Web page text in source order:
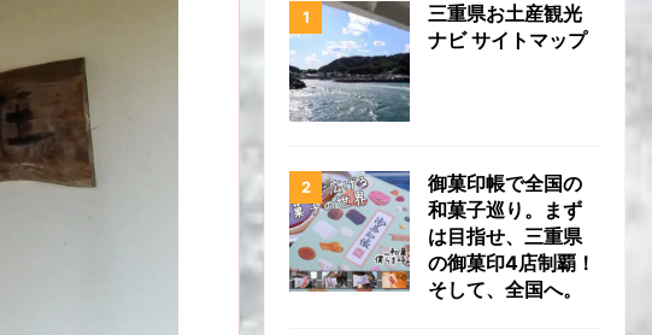
三重県お土産観光
ナビ サイトマップ
御菓印帳で全国の
和菓子巡り。まず
は目指せ、三重県
の御菓印4店制覇！
そして、全国へ。